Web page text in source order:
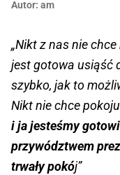
Autor: am
„Nikt z nas nie
jest gotowa usiąść
szybko, jak to
Nikt nie chce
i ja jesteśmy
przywództwem
trwały pokój”